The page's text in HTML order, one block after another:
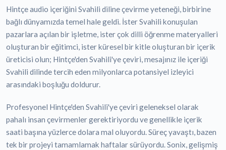
Hintçe audio içeriğini Svahili diline çevirme yeteneği, birbirine
bağlı dünyamızda temel hale geldi. İster Svahili konuşulan
pazarlara açılan bir işletme, ister çok dilli öğrenme materyalleri
oluşturan bir eğitimci, ister küresel bir kitle oluşturan bir içerik
üreticisi olun; Hintçe'den Svahili'ye çeviri, mesajınız ile içeriği
Svahili dilinde tercih eden milyonlarca potansiyel izleyici
arasındaki boşluğu doldurur.
Profesyonel Hintçe'den Svahili'ye çeviri geleneksel olarak
pahalı insan çevirmenler gerektiriyordu ve genellikle içerik
saati başına yüzlerce dolara mal oluyordu. Süreç yavaştı, bazen
tek bir projeyi tamamlamak haftalar sürüyordu. Sonix, gelişmiş